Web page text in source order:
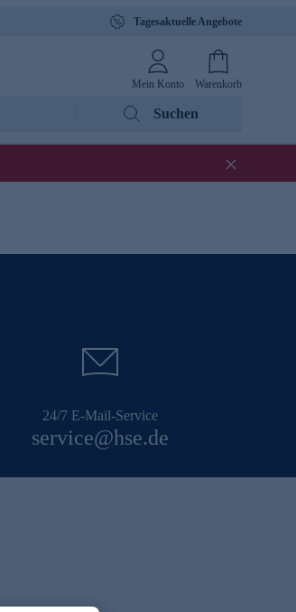
Tagesaktuelle Angebote
Mein Konto Warenkorb
Suchen
24/7 E-Mail-Service
service@hse.de